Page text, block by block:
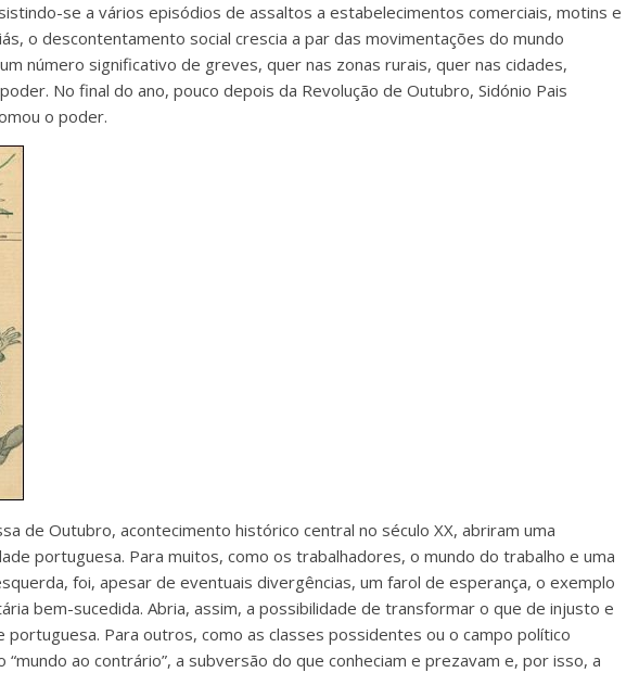
se a vários episódios de assaltos a estabelecimentos comerciais, motins e
o descontentamento social crescia a par das movimentações do mundo
número significativo de greves, quer nas zonas rurais, quer nas cidades,
No final do ano, pouco depois da Revolução de Outubro, Sidónio Pais
o poder.
de Outubro, acontecimento histórico central no século XX, abriram uma
portuguesa. Para muitos, como os trabalhadores, o mundo do trabalho e uma
foi, apesar de eventuais divergências, um farol de esperança, o exemplo
bem-sucedida. Abria, assim, a possibilidade de transformar o que de injusto e
portuguesa. Para outros, como as classes possidentes ou o campo político
ao contrário”, a subversão do que conheciam e prezavam e, por isso, a